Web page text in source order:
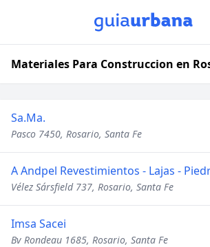
Materiales Para Construccion en
Sa.Ma.
Pasco 7450, Rosario, Santa Fe
Vélez Sársfield 737, Rosario, Santa Fe
Imsa Sacei
Bv Rondeau 1685, Rosario, Santa Fe